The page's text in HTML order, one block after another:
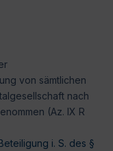
von sämtlichen
nach
(Az. IX R
i. S. des §